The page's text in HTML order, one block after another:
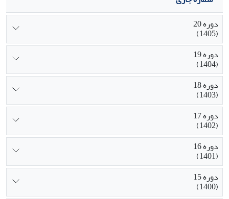
دوره 20
(1405)
دوره 19
(1404)
دوره 18
(1403)
دوره 17
(1402)
دوره 16
(1401)
دوره 15
(1400)